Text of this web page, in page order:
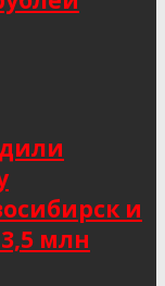
и
млн